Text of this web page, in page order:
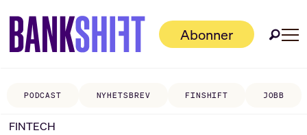
Abonner
PODCAST NYHETSBREV FINSHIFT JOBB
FINTECH